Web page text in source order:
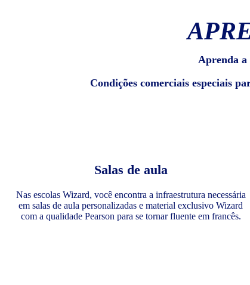
Aprenda a
Condições comerciais especiais
Salas de aula
Nas escolas Wizard, você encontra a infraestrutura necessária
em salas de aula personalizadas e material exclusivo Wizard
com a qualidade Pearson para se tornar fluente em francês.